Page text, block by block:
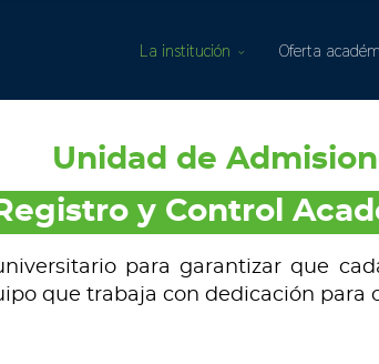
La institución Oferta
Unidad de
y Control
para garantizar que
que trabaja con dedicación para